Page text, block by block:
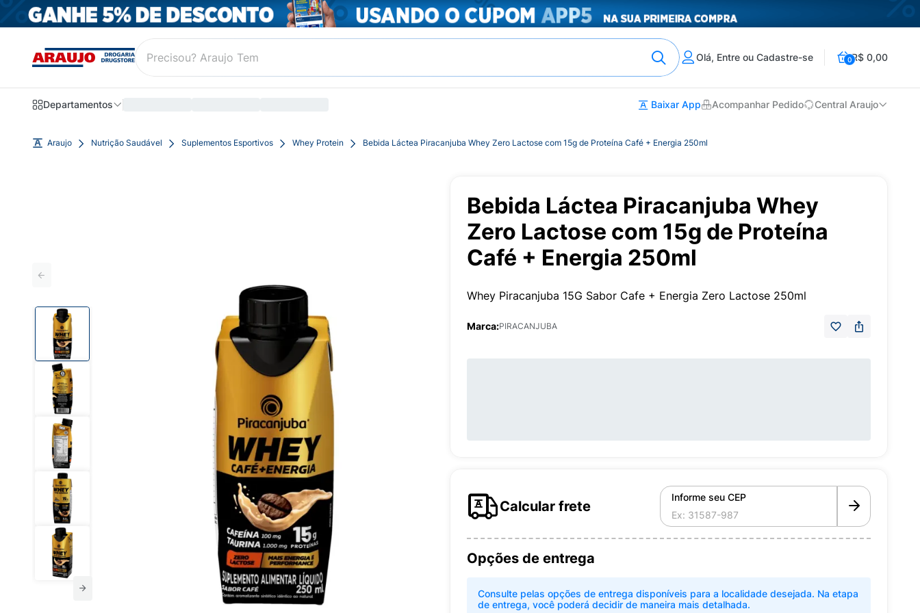
Olá, Entre ou Cadastre-se 0R$ 0,00
Departamentos Baixar App Acompanhar Pedido Central Araujo
Araujo Nutrição Saudável Suplementos Esportivos Whey Protein Bebida Láctea Piracanjuba Whey Zero Lactose com 15g de Proteína Café + Energia 250ml
Bebida Láctea Piracanjuba Whey
Zero Lactose com 15g de Proteína
Café + Energia 250ml
Whey Piracanjuba 15G Sabor Cafe + Energia Zero Lactose 250ml
Marca:PIRACANJUBA
Calcular frete
Informe seu CEP
Opções de entrega
Consulte pelas opções de entrega disponíveis para a localidade desejada. Na etapa
de entrega, você poderá decidir de maneira mais detalhada.